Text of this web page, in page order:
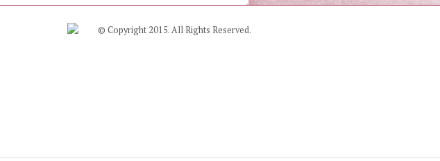
© Copyright 2015. All Rights Reserved.